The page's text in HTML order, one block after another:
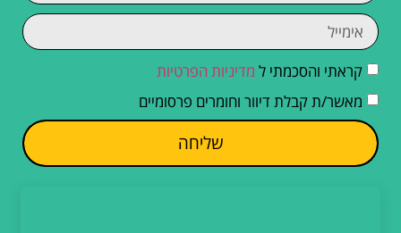
קראתי והסכמתי ל מדיניות הפרטיות
מאשר/ת קבלת דיוור וחומרים פרסומיים
שליחה